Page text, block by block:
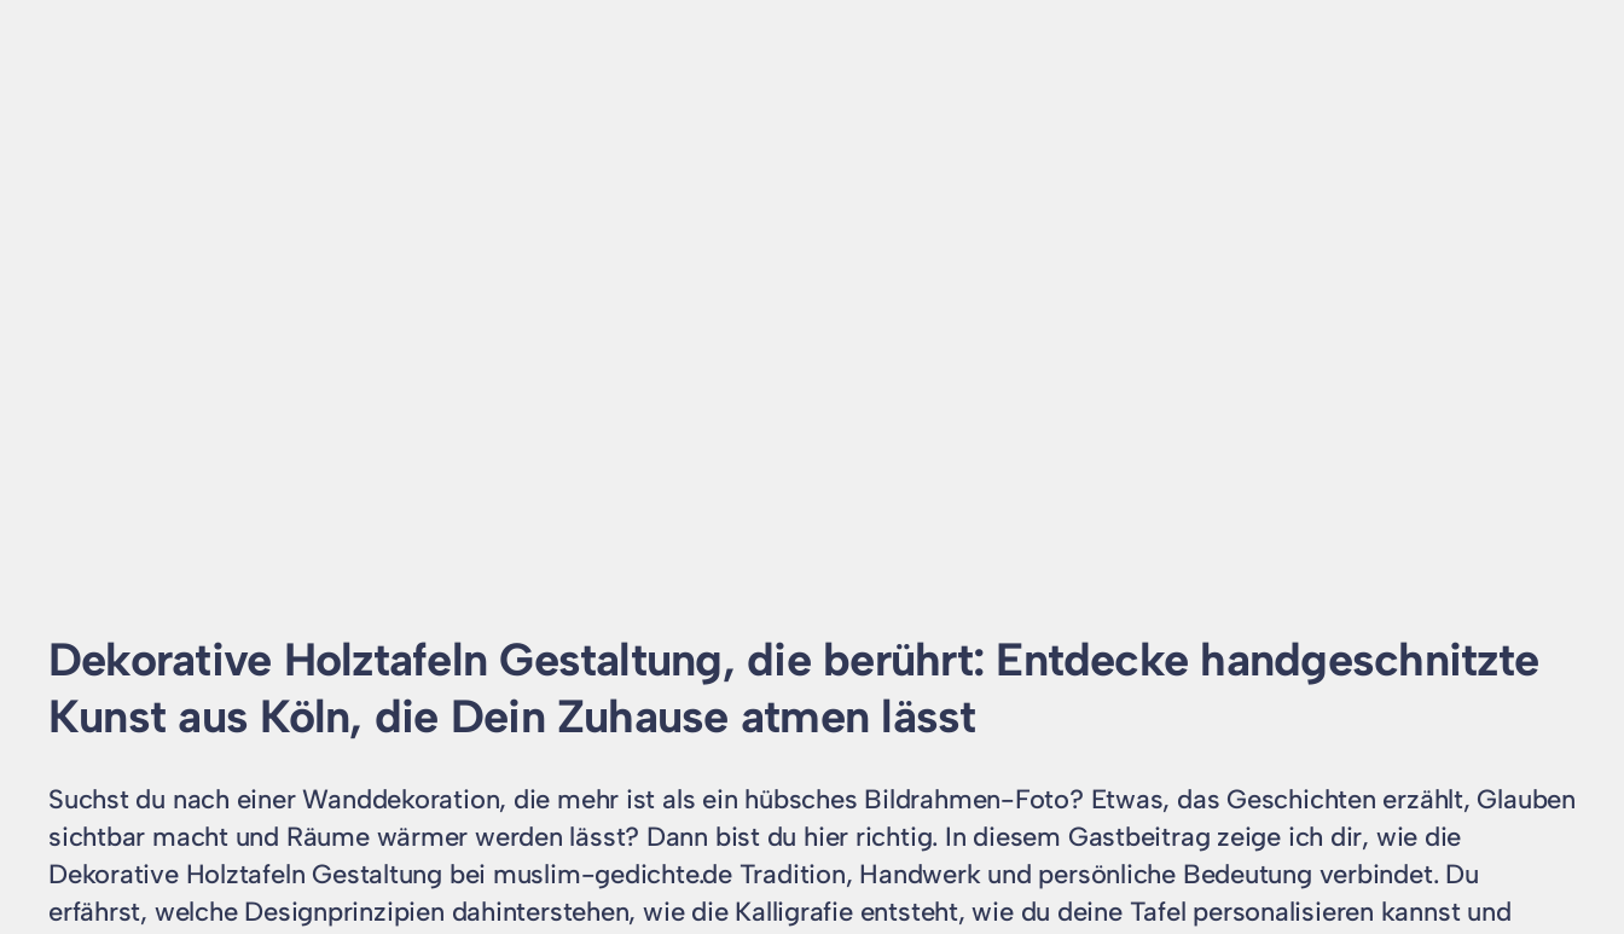
Dekorative Holztafeln Gestaltung, die berührt: Entdecke handgeschnitzte
Kunst aus Köln, die Dein Zuhause atmen lässt
Suchst du nach einer Wanddekoration, die mehr ist als ein hübsches Bildrahmen-Foto? Etwas, das Geschichten erzählt, Glauben
sichtbar macht und Räume wärmer werden lässt? Dann bist du hier richtig. In diesem Gastbeitrag zeige ich dir, wie die
Dekorative Holztafeln Gestaltung bei muslim-gedichte.de Tradition, Handwerk und persönliche Bedeutung verbindet. Du
erfährst, welche Designprinzipien dahinterstehen, wie die Kalligrafie entsteht, wie du deine Tafel personalisieren kannst und